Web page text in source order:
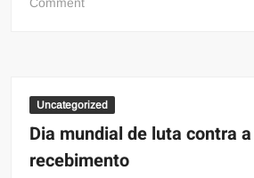
Quadra
Portela
com
do
Rio
de
Janeiro,
Uncategorized
Dia mundial de luta contra
recebimento